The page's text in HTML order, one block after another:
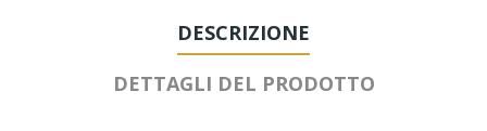
DESCRIZIONE
DETTAGLI DEL PRODOTTO